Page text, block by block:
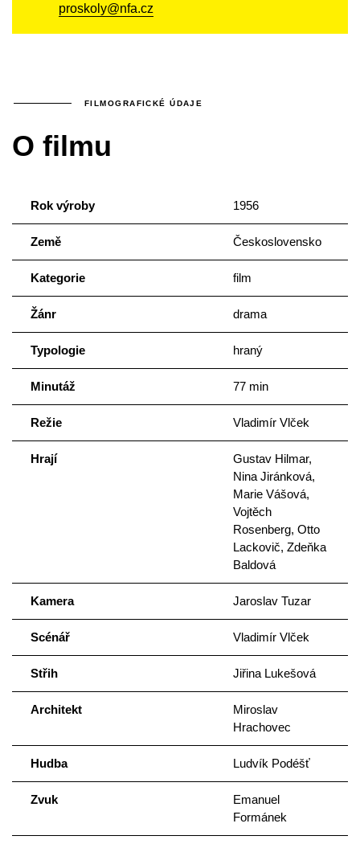
proskoly@nfa.cz
FILMOGRAFICKÉ ÚDAJE
O filmu
Rok výroby 1956
Země Československo
Kategorie film
Žánr drama
Typologie hraný
Minutáž 77 min
Režie Vladimír Vlček
Hrají
Gustav Hilmar,
Nina Jiránková,
Marie Vášová,
Vojtěch
Rosenberg, Otto
Lackovič, Zdeňka
Baldová
Kamera Jaroslav Tuzar
Scénář Vladimír Vlček
Střih Jiřina Lukešová
Architekt
Miroslav
Hrachovec
Hudba Ludvík Podéšť
Zvuk
Emanuel
Formánek